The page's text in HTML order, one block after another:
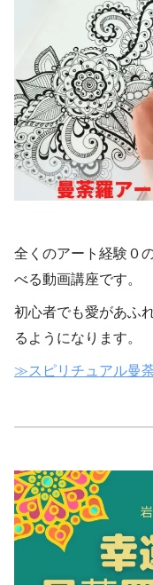
全くのアート経験０
べる動画講座です。
初心者でも愛があふ
るようになります。
≫スピリチュアル曼